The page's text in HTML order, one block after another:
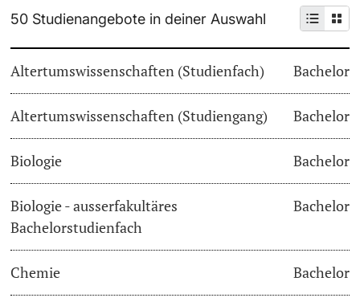
Doktorierende
Fördernde & Alumni
Informationen, Veranstaltungen & Schnuppern
Studienberatung
Studienfachberatung
Im Studium
Vorlesungsverzeichnis
Weiterbildung
Universität
50 Studienangebote in deiner Auswahl
Altertumswissenschaften (Studienfach) Bachelor
Altertumswissenschaften (Studiengang) Bachelor
Biologie Bachelor
Biologie - ausserfakultäres
Bachelorstudienfach
Bachelor
Chemie Bachelor